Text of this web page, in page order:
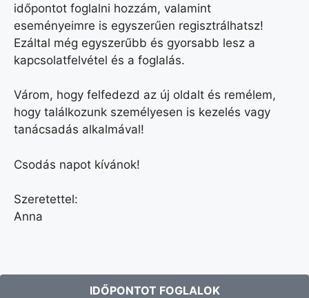
időpontot foglalni hozzám, valamint
eseményeimre is egyszerűen regisztrálhatsz!
Ezáltal még egyszerűbb és gyorsabb lesz a
kapcsolatfelvétel és a foglalás.
Várom, hogy felfedezd az új oldalt és remélem,
hogy találkozunk személyesen is kezelés vagy
tanácsadás alkalmával!
Csodás napot kívánok!
Szeretettel:
Anna
IDŐPONTOT FOGLALOK